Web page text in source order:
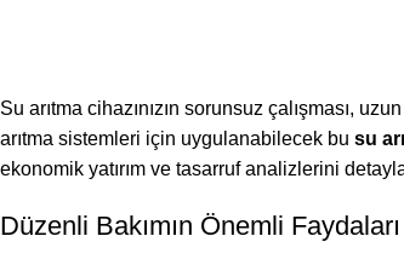
Su arıtma cihazınızın sorunsuz çalışması,
arıtma sistemleri için uygulanabilecek bu su
ekonomik yatırım ve tasarruf analizlerini
Düzenli Bakımın Önemli Faydaları